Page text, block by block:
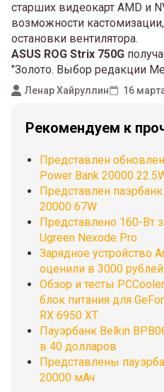
старших видеокарт AMD и
возможности
остановки вентилятора.
ASUS ROG Strix 750G
"Золото. Выбор редакции
Ленар Хайруллин 16
Рекомендуем к
Представлен
Power Bank 20000
Представлен
20000 67W
Представлено 160-Вт
Ugreen Nexode Pro
Зарядное устройство
оценили в 3000 рублей
Обзор и тесты
блок питания для
RX 6950 XT
Пауэрбанк Belkin
в 40 долларов
Представлены
20000 мАч